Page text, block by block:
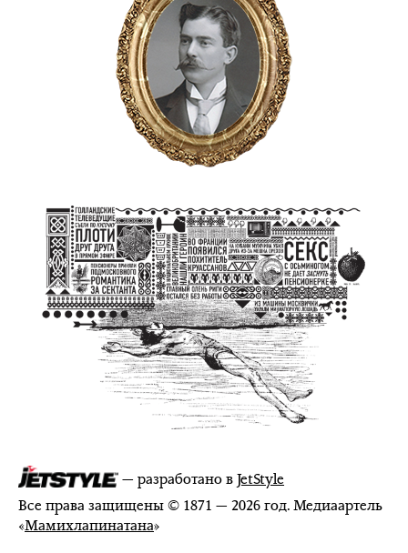
— разработано вJetStyle
Все права защищены © 1871 — 2026 год. Медиаартель
«Мамихлапинатана»